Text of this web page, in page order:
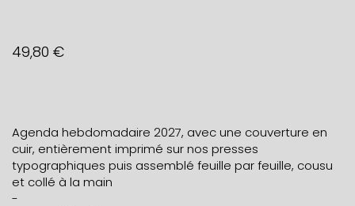
49,80 €
Agenda hebdomadaire 2027, avec une couverture en
cuir, entièrement imprimé sur nos presses
typographiques puis assemblé feuille par feuille, cousu
et collé à la main
-